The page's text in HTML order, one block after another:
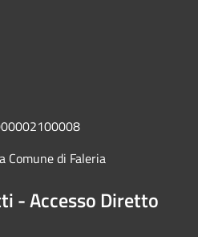
Comune di Faleria
- Accesso Diretto